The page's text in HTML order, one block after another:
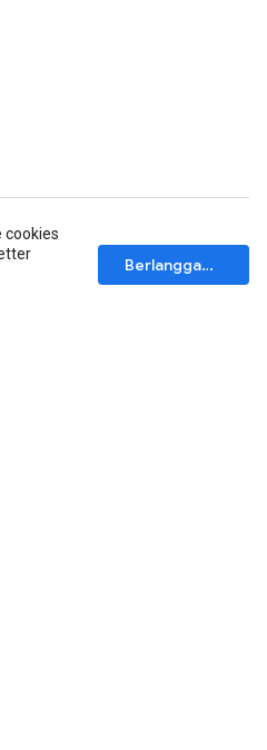
cookies
Berlangganan